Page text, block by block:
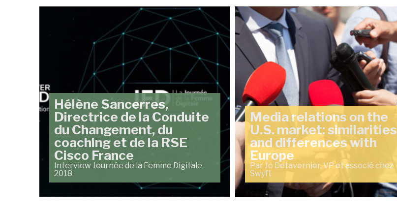
Hélène Sancerres,
Directrice de la Conduite
du Changement, du
coaching et de la RSE
Cisco France
Interview Journée de la Femme Digitale
2018
Media relations on the
U.S. market: similarities
and differences with
Europe
Par Jo Detavernier, VP et associé chez
Swyft